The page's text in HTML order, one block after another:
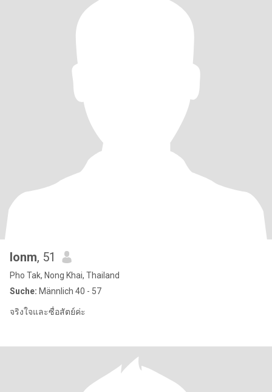
lonm, 51
Pho Tak, Nong Khai, Thailand
Suche: Männlich 40 - 57
จริงใจและซื่อสัตย์ค่ะ